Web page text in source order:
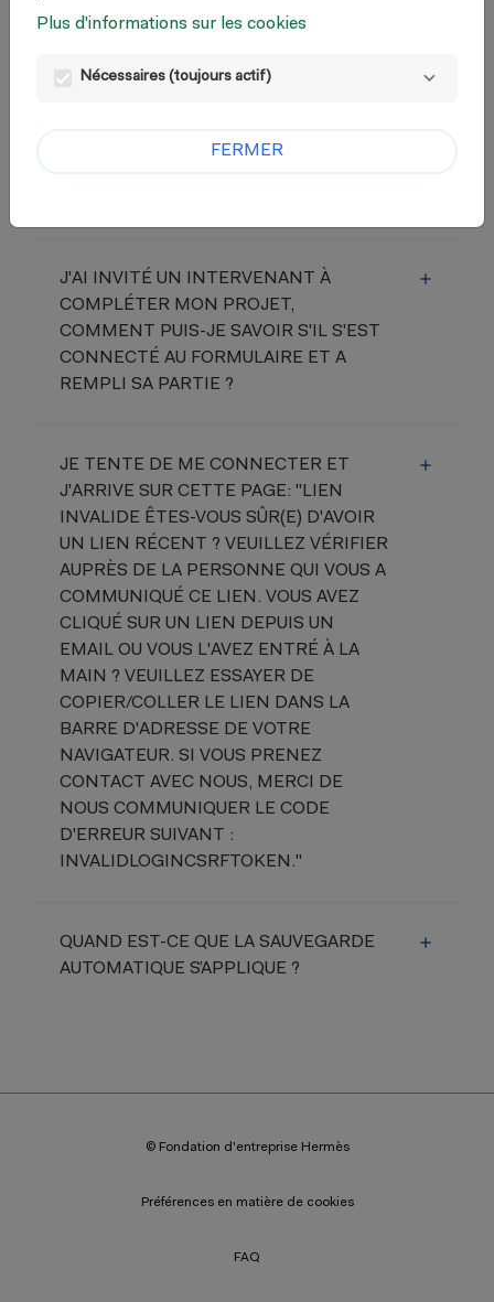
DANS LE FORMULAIRE MAIS JE RESTE
J'AI INVITÉ UN INTERVENANT À
COMPLÉTER MON PROJET,
COMMENT PUIS-JE SAVOIR S'IL S'EST
CONNECTÉ AU FORMULAIRE ET A
REMPLI SA PARTIE ?
JE TENTE DE ME CONNECTER ET
J'ARRIVE SUR CETTE PAGE: "LIEN
INVALIDE ÊTES-VOUS SÛR(E) D'AVOIR
UN LIEN RÉCENT ? VEUILLEZ VÉRIFIER
AUPRÈS DE LA PERSONNE QUI VOUS A
COMMUNIQUÉ CE LIEN. VOUS AVEZ
CLIQUÉ SUR UN LIEN DEPUIS UN
EMAIL OU VOUS L'AVEZ ENTRÉ À LA
MAIN ? VEUILLEZ ESSAYER DE
COPIER/COLLER LE LIEN DANS LA
BARRE D'ADRESSE DE VOTRE
NAVIGATEUR. SI VOUS PRENEZ
CONTACT AVEC NOUS, MERCI DE
NOUS COMMUNIQUER LE CODE
D'ERREUR SUIVANT :
INVALIDLOGINCSRFTOKEN."
QUAND EST-CE QUE LA SAUVEGARDE
AUTOMATIQUE S’APPLIQUE ?
© Fondation d'entreprise Hermès
Préférences en matière de cookies
FAQ
Plus d'informations sur les cookies
Nécessaires (toujours actif)
FERMER